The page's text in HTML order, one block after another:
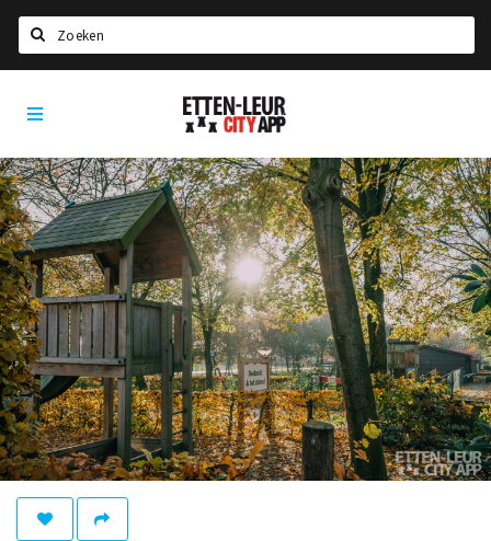
Home
Agenda
Deals
Party pics
Nieuws, interviews & blogs
Eten
Drinken
Slapen
Recreatief
Winkels
Winkelgebieden
Etten-
Leur
App